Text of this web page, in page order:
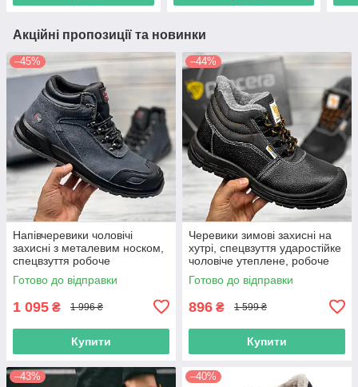
Акційні пропозиції та новинки
–45%
Напівчеревики чоловічі
захисні з металевим носком,
спецвзуття робоче
ударостійке захисне, польша
Готово до відправки
1 095 ₴ 1 996 ₴
Купити
–44%
Черевики зимові захисні на
хутрі, спецвзуття ударостійке
чоловіче утеплене, робоче
взуття метал носок, польша
Готово до відправки
896 ₴ 1 599 ₴
Купити
–43% –40%